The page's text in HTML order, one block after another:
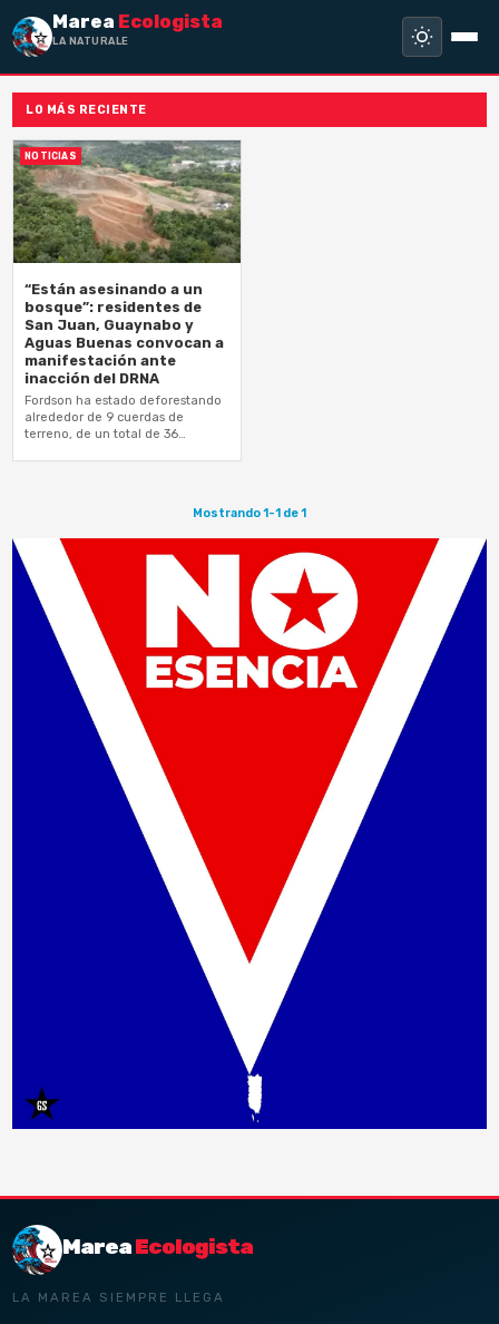
Marea Ecologista
LA NATURALEZA
LO MÁS RECIENTE
NOTICIAS
“Están asesinando a un
bosque”: residentes de
San Juan, Guaynabo y
Aguas Buenas convocan a
manifestación ante
inacción del DRNA
Fordson ha estado deforestando
alrededor de 9 cuerdas de
terreno, de un total de 36
Mostrando 1-1 de 1
MareaEcologista
LA MAREA SIEMPRE LLEGA